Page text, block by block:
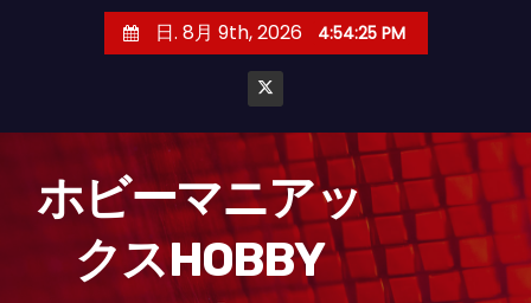
日. 8月 9th, 2026 4:54:26 PM
ホビーマニアッ
クスHOBBY